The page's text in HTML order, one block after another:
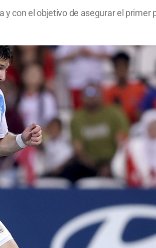
con el objetivo de asegurar el primer